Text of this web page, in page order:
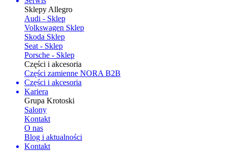
Sklepy Allegro
Audi - Sklep
Volkswagen Sklep
Skoda Sklep
Seat - Sklep
Porsche - Sklep
Części i akcesoria
Części zamienne NORA B2B
Części i akcesoria
Kariera
Grupa Krotoski
Salony
Kontakt
O nas
Blog i aktualności
Kontakt